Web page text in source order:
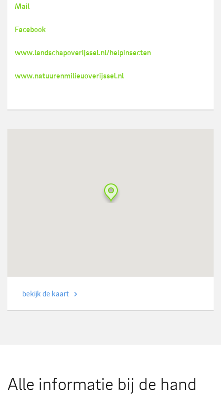
Mail
Facebook
www.landschapoverijssel.nl/helpinsecten
www.natuurenmilieuoverijssel.nl
bekijk de kaart
Alle informatie bij de hand